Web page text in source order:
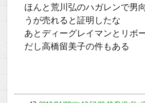
ほんと荒川弘のハガレンで男
うが売れると証明したな
あとディーグレイマンとリボ
だし高橋留美子の件もある